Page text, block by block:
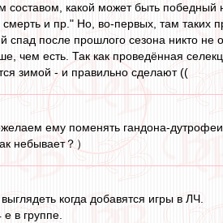
составом, какой может быть победный
и пр." Но, во-первых, там таких
после прошлого сезона никто не
чем есть. Так как проведённая
зимой - и правильно сделают ((
ему поменять гандона-
небывает？）
когда добавятся игры в ЛЧ.
в группе.